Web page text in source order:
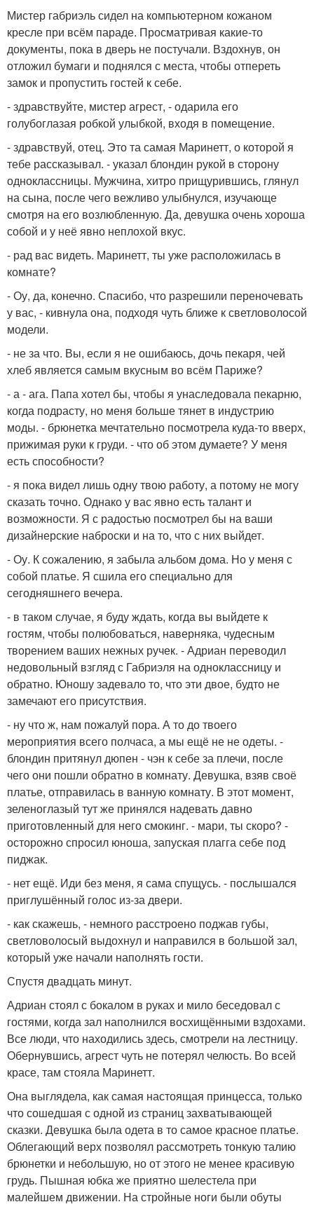
Мистер габриэль сидел на компьютерном кожаном
кресле при всём параде. Просматривая какие-то
документы, пока в дверь не постучали. Вздохнув, он
отложил бумаги и поднялся с места, чтобы отпереть
замок и пропустить гостей к себе.
- здравствуйте, мистер агрест, - одарила его
голубоглазая робкой улыбкой, входя в помещение.
- здравствуй, отец. Это та самая Маринетт, о которой я
тебе рассказывал. - указал блондин рукой в сторону
одноклассницы. Мужчина, хитро прищурившись, глянул
на сына, после чего вежливо улыбнулся, изучающе
смотря на его возлюбленную. Да, девушка очень хороша
собой и у неё явно неплохой вкус.
- рад вас видеть. Маринетт, ты уже расположилась в
комнате?
- Оу, да, конечно. Спасибо, что разрешили переночевать
у вас, - кивнула она, подходя чуть ближе к светловолосой
модели.
- не за что. Вы, если я не ошибаюсь, дочь пекаря, чей
хлеб является самым вкусным во всём Париже?
- а - ага. Папа хотел бы, чтобы я унаследовала пекарню,
когда подрасту, но меня больше тянет в индустрию
моды. - брюнетка мечтательно посмотрела куда-то вверх,
прижимая руки к груди. - что об этом думаете? У меня
есть способности?
- я пока видел лишь одну твою работу, а потому не могу
сказать точно. Однако у вас явно есть талант и
возможности. Я с радостью посмотрел бы на ваши
дизайнерские наброски и на то, что с них выйдет.
- Оу. К сожалению, я забыла альбом дома. Но у меня с
собой платье. Я сшила его специально для
сегодняшнего вечера.
- в таком случае, я буду ждать, когда вы выйдете к
гостям, чтобы полюбоваться, наверняка, чудесным
творением ваших нежных ручек. - Адриан переводил
недовольный взгляд с Габриэля на одноклассницу и
обратно. Юношу задевало то, что эти двое, будто не
замечают его присутствия.
- ну что ж, нам пожалуй пора. А то до твоего
мероприятия всего полчаса, а мы ещё не не одеты. -
блондин притянул дюпен - чэн к себе за плечи, после
чего они пошли обратно в комнату. Девушка, взяв своё
платье, отправилась в ванную комнату. В этот момент,
зеленоглазый тут же принялся надевать давно
приготовленный для него смокинг. - мари, ты скоро? -
осторожно спросил юноша, запуская плагга себе под
пиджак.
- нет ещё. Иди без меня, я сама спущусь. - послышался
приглушённый голос из-за двери.
- как скажешь, - немного расстроено поджав губы,
светловолосый выдохнул и направился в большой зал,
который уже начали наполнять гости.
Спустя двадцать минут.
Адриан стоял с бокалом в руках и мило беседовал с
гостями, когда зал наполнился восхищёнными вздохами.
Все люди, что находились здесь, смотрели на лестницу.
Обернувшись, агрест чуть не потерял челюсть. Во всей
красе, там стояла Маринетт.
Она выглядела, как самая настоящая принцесса, только
что сошедшая с одной из страниц захватывающей
сказки. Девушка была одета в то самое красное платье.
Облегающий верх позволял рассмотреть тонкую талию
брюнетки и небольшую, но от этого не менее красивую
грудь. Пышная юбка же приятно шелестела при
малейшем движении. На стройные ноги были обуты